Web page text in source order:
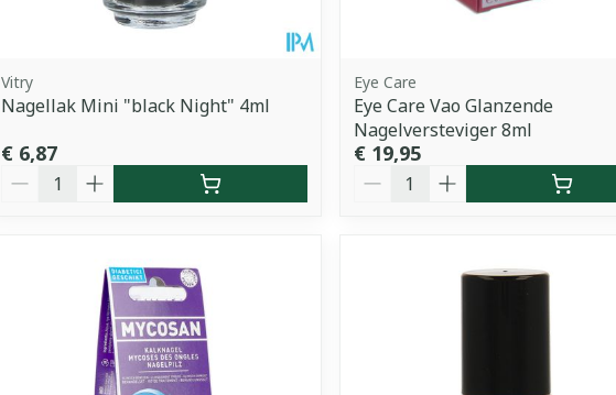
Vitry
Nagellak Mini "black Night" 4ml
€ 6,87
Aantal
Eye Care
Eye Care Vao Glanzende
Nagelversteviger 8ml
€ 19,95
Aantal